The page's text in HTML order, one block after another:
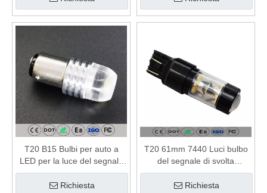
T20 B15 Bulbi per auto a
LED per la luce del segnale
di direzione
Richiesta
T20 61mm 7440 Luci bulbo
del segnale di svolta
automatica
Richiesta